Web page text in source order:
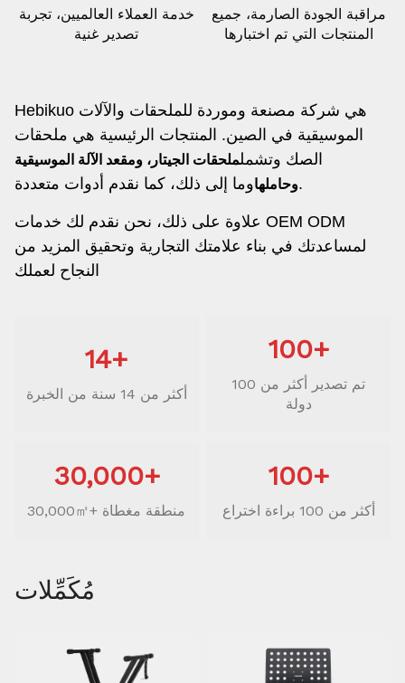
خدمة العملاء العالميين، تجربة
تصدير غنية
مراقبة الجودة الصارمة، جميع
المنتجات التي تم اختبارها
Hebikuo هي شركة مصنعة وموردة للملحقات والآلات
الموسيقية في الصين. المنتجات الرئيسية هي ملحقات
الصك وتشململحقات الجيتار، ومقعد الآلة الموسيقية
وحاملهاوما إلى ذلك، كما نقدم أدوات متعددة.
علاوة على ذلك، نحن نقدم لك خدمات OEM ODM
لمساعدتك في بناء علامتك التجارية وتحقيق المزيد من
النجاح لعملك
14+
أكثر من 14 سنة من الخبرة
100+
تم تصدير أكثر من 100
دولة
30,000+
30,000㎡+ منطقة مغطاة
100+
أكثر من 100 براءة اختراع
مُكَمِّلات